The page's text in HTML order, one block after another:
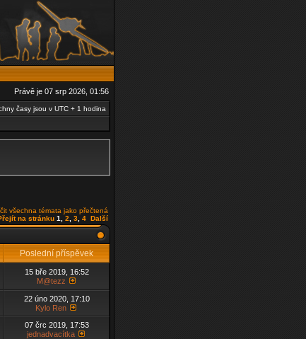
Právě je 07 srp 2026, 01:56
časy jsou v UTC + 1 hodina
všechna témata jako přečtená
na stránku 1 2 3 4 Další
Poslední příspěvek
15 bře 2019, 16:52
M@tezz
22 úno 2020, 17:10
Kylo Ren
07 črc 2019, 17:53
jednadvacítka